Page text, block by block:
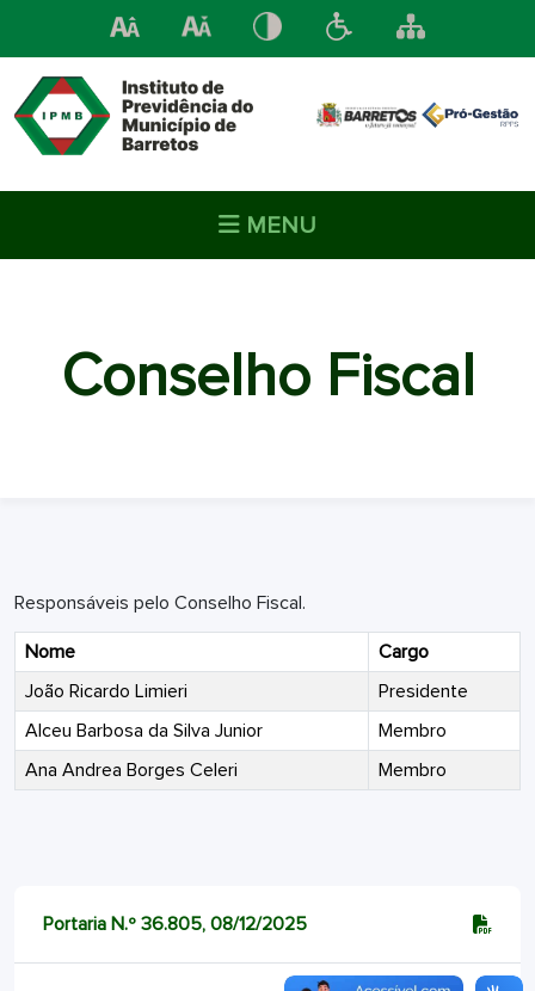
MENU
Conselho Fiscal
Responsáveis pelo Conselho Fiscal.
Nome Cargo
João Ricardo Limieri Presidente
Alceu Barbosa da Silva Junior Membro
Ana Andrea Borges Celeri Membro
Portaria N.º 36.805, 08/12/2025